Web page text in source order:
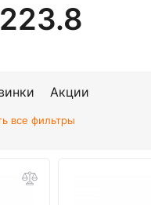
Акции
все фильтры